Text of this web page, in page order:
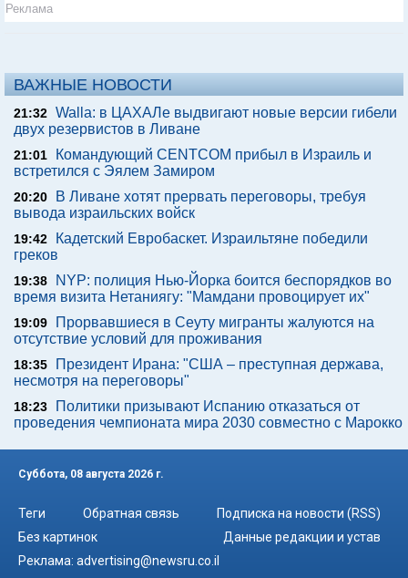
Реклама
ВАЖНЫЕ НОВОСТИ
21:32 Walla: в ЦАХАЛе выдвигают новые версии гибели
двух резервистов в Ливане
21:01
Командующий CENTCOM прибыл в Израиль и
встретился с Эялем Замиром
20:20
В Ливане хотят прервать переговоры, требуя
вывода израильских войск
19:42
Кадетский Евробаскет. Израильтяне победили
греков
19:38
NYP: полиция Нью-Йорка боится беспорядков во
время визита Нетаниягу: "Мамдани провоцирует их"
19:09
Прорвавшиеся в Сеуту мигранты жалуются на
отсутствие условий для проживания
18:35
Президент Ирана: "США – преступная держава,
несмотря на переговоры"
18:23
Политики призывают Испанию отказаться от
проведения чемпионата мира 2030 совместно с Марокко
Суббота, 08 августа 2026 г.
Теги Обратная связь
Подписка на новости (RSS)
Без картинок
Данные редакции и устав
Реклама: advertising@newsru.co.il